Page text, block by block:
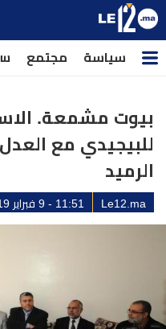
سياسة مجتمع
بيوت مشمعة.
للبيجيدي مع
الرميد
Le12.ma 11:51 - 9 فبراير 2019